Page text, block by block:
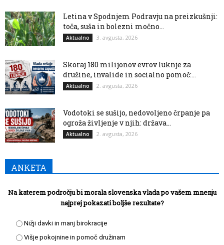
Letina v Spodnjem Podravju na preizkušnji:
toča, suša in bolezni močno...
Aktualno 3. avgusta, 2026
Skoraj 180 milijonov evrov luknje za
družine, invalide in socialno pomoč:...
Aktualno 2. avgusta, 2026
Vodotoki se sušijo, nedovoljeno črpanje pa
ogroža življenje v njih: država...
Aktualno 2. avgusta, 2026
ANKETA
Na katerem področju bi morala slovenska vlada po vašem mnenju
najprej pokazati boljše rezultate?
Nižji davki in manj birokracije
Višje pokojnine in pomoč družinam